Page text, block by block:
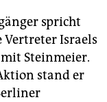
spricht
Vertreter Israels
Steinmeier.
stand er